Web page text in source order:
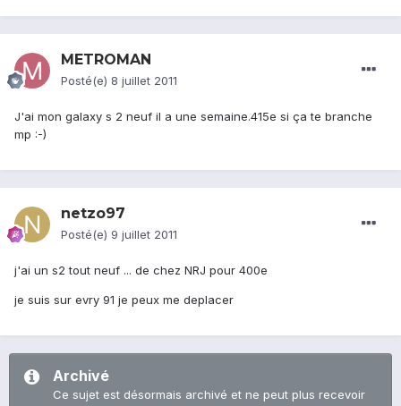
METROMAN
Posté(e) 8 juillet 2011
J'ai mon galaxy s 2 neuf il a une semaine.415e si ça te branche
mp :-)
netzo97
Posté(e) 9 juillet 2011
j'ai un s2 tout neuf ... de chez NRJ pour 400e
je suis sur evry 91 je peux me deplacer
Archivé
Ce sujet est désormais archivé et ne peut plus recevoir